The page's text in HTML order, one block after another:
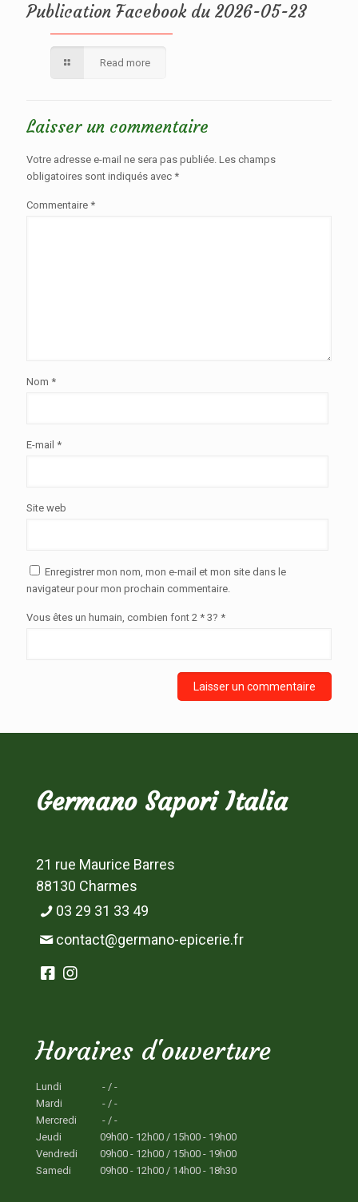
Publication Facebook du 2026-05-23
Read more
Laisser un commentaire
Votre adresse e-mail ne sera pas publiée. Les champs
obligatoires sont indiqués avec *
Commentaire *
Nom *
E-mail *
Site web
Enregistrer mon nom, mon e-mail et mon site dans le
navigateur pour mon prochain commentaire.
Vous êtes un humain, combien font 2 * 3? *
Germano Sapori Italia
21 rue Maurice Barres
88130 Charmes
03 29 31 33 49
contact@germano-epicerie.fr
Horaires d'ouverture
Lundi
- / -
Mardi
- / -
Mercredi
- / -
Jeudi
09h00 - 12h00 / 15h00 - 19h00
Vendredi
09h00 - 12h00 / 15h00 - 19h00
Samedi
09h00 - 12h00 / 14h00 - 18h30